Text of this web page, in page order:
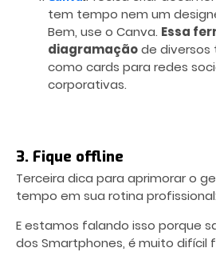
tem tempo nem um
Bem, use o Canva. Essa
diagramaçãode diversos
como cards para redes
corporativas.
3. Fique offline
Terceira dica para aprimorar o
tempo em sua rotina profissional:
E estamos falando isso porque
dos Smartphones, é muito difícil